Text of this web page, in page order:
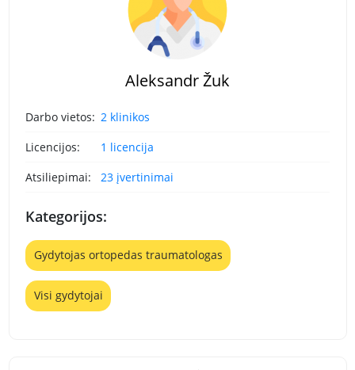
Aleksandr Žuk
Darbo vietos: 2 klinikos
Licencijos:
1 licencija
Atsiliepimai:
23 įvertinimai
Kategorijos:
Gydytojas ortopedas traumatologas
Visi gydytojai